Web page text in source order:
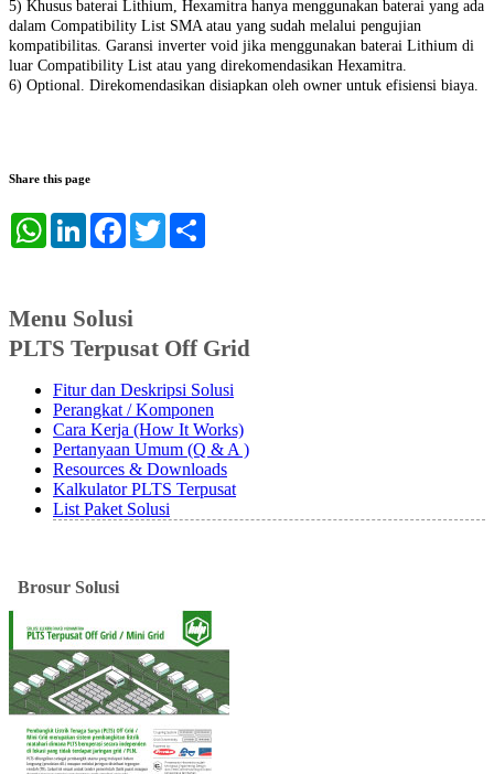
5) Khusus baterai Lithium, Hexamitra hanya menggunakan baterai yang ada
dalam Compatibility List SMA atau yang sudah melalui pengujian
kompatibilitas. Garansi inverter void jika menggunakan baterai Lithium di
luar Compatibility List atau yang direkomendasikan Hexamitra.
6) Optional. Direkomendasikan disiapkan oleh owner untuk efisiensi biaya.
Share this page
WhatsAppLinkedInFacebook
Twitter
Menu Solusi
PLTS Terpusat Off Grid
Fitur dan Deskripsi Solusi
Perangkat / Komponen
Cara Kerja (How It Works)
Pertanyaan Umum (Q & A )
Resources & Downloads
Kalkulator PLTS Terpusat
List Paket Solusi
Brosur Solusi